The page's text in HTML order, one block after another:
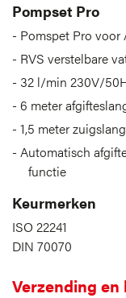
Pompset Pro
Pomspet Pro voor
RVS verstelbare
32 l/min 230V/
6 meter
1,5 meter zuigslang
Automatisch
functie
Keurmerken
ISO 22241
DIN 70070
Verzending en